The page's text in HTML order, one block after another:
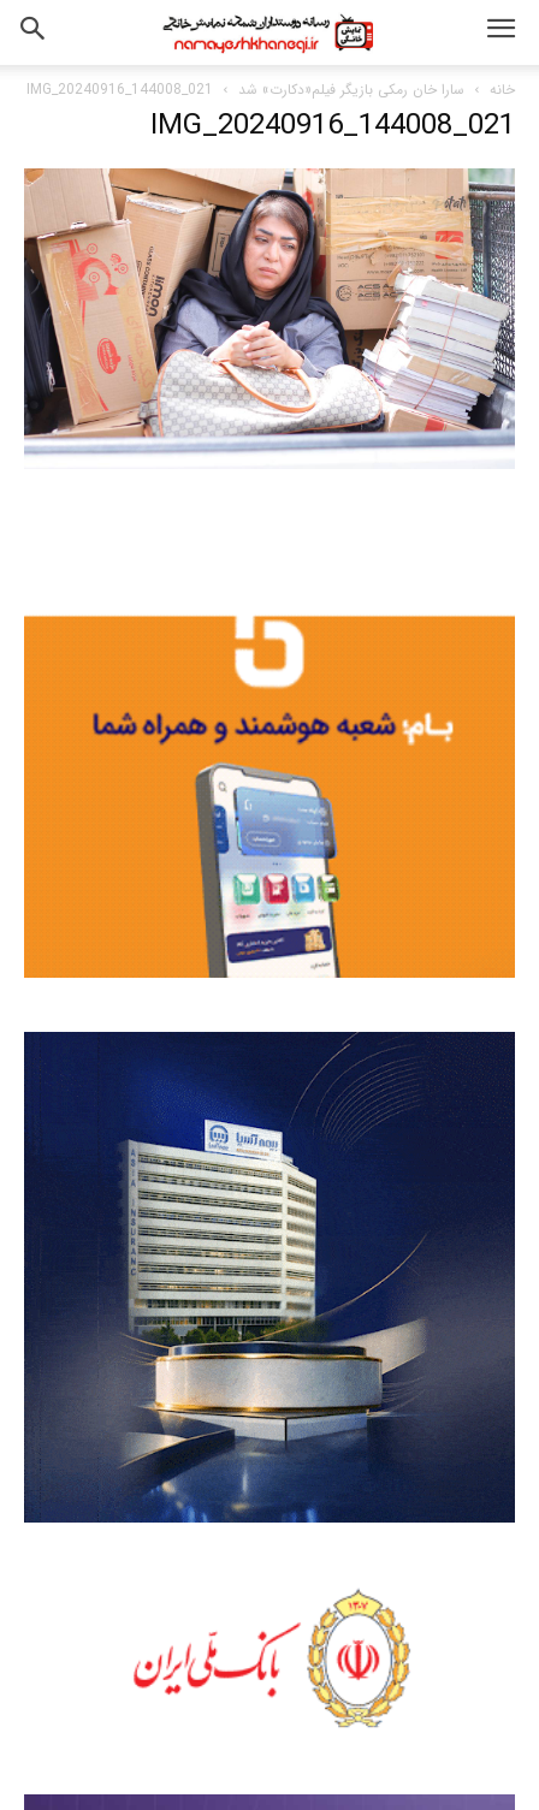
خانه سارا خان رمکی بازیگر فیلم«دکارت» شد IMG_20240916_144008_021
IMG_20240916_144008_021